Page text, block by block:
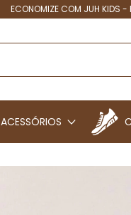
ECONOMIZE COM JUH KIDS -
ACESSÓRIOS